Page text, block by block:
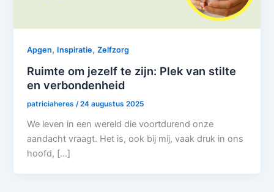
Apgen, Inspiratie,Zelfzorg
Ruimte om jezelf te zijn: Plek van stilte
en verbondenheid
patriciaheres /24 augustus 2025
We leven in een wereld die voortdurend onze
aandacht vraagt. Het is, ook bij mij, vaak druk in ons
hoofd, […]